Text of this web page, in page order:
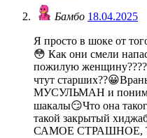
Бамбо 18.04.2025
Я просто в шоке от
😳 Как они смели
пожилую женщину????
чтут
МУСУЛЬМАН и
шакалы😏Что она
такой закрытый
САМОЕ СТРАШНОЕ,